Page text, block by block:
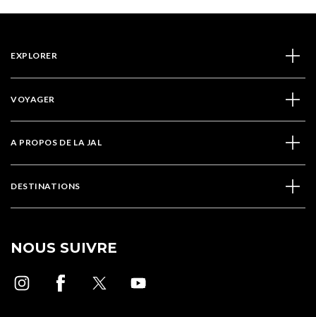
EXPLORER
VOYAGER
A PROPOS DE LA JAL
DESTINATIONS
NOUS SUIVRE